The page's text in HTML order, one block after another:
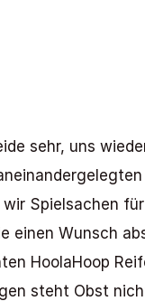
sehr, uns
Spielsachen
Wunsch
HoolaHoop
steht Obst